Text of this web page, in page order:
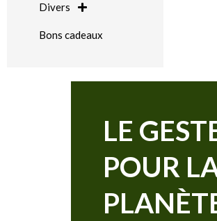
Divers
Bons cadeaux
LE
POUR